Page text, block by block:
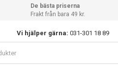
De bästa priserna
Frakt från bara 49 kr.
Vi hjälper gärna: 031-301 18 89